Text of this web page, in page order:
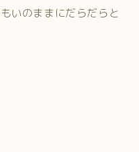
いのままにだらだらと